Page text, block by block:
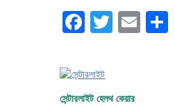
সেন্টারলাইট হেলথ কেয়ার